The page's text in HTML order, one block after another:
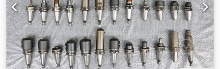
gesteuert * CNC Steuerung HEIDENHAIN iTNC 530 *
Autom. Fräskopfschwenkung (B-Achse) +/- 105 Grad * 120-
fach Werkzeugwechsler * Späneförderer * Laser
Werkzeugvermessung * Messtaster (Werkstück) *
Elektronisches Handrad * Schaltschrank mit Klimagerät
Maschine wird ohne Spannmittel, Schraubstock und
Werkzeuge verkauft.